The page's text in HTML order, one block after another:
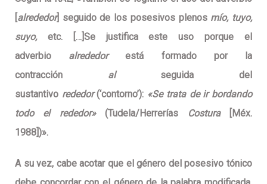
alrededor] seguido de los posesivos plenos mío, tuyo,
suyo,etc. […]Se justifica este uso porque el
adverbio alrededorestá formado por la
contracción alseguida del
sustantivo rededor(‘contorno’): «Se trata de ir bordando
todo el rededor»(Tudela/Herrerías Costura[Méx.
1988])».
A su vez, cabe acotar que el género del posesivo tónico